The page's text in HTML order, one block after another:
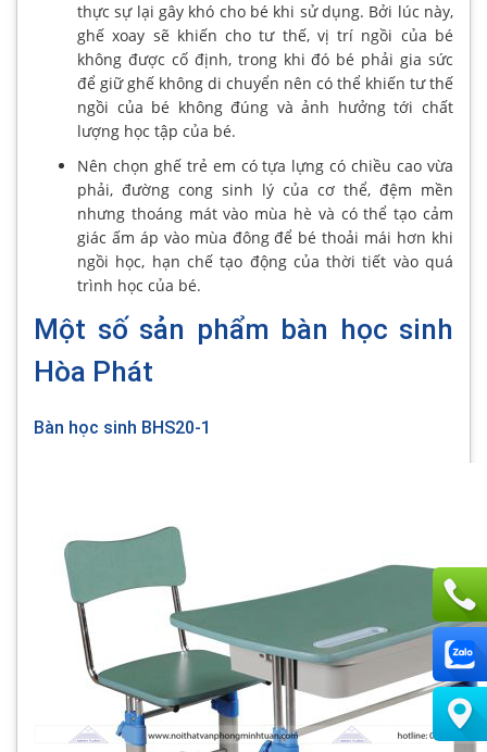
thực sự lại gây khó cho bé khi sử dụng. Bởi lúc này,
ghế xoay sẽ khiến cho tư thế, vị trí ngồi của bé
không được cố định, trong khi đó bé phải gia sức
để giữ ghế không di chuyển nên có thể khiến tư thế
ngồi của bé không đúng và ảnh hưởng tới chất
lượng học tập của bé.
Nên chọn ghế trẻ em có tựa lựng có chiều cao vừa
phải, đường cong sinh lý của cơ thể, đệm mền
nhưng thoáng mát vào mùa hè và có thể tạo cảm
giác ấm áp vào mùa đông để bé thoải mái hơn khi
ngồi học, hạn chế tạo động của thời tiết vào quá
trình học của bé.
Một số sản phẩm bàn học sinh
Hòa Phát
Bàn học sinh BHS20-1